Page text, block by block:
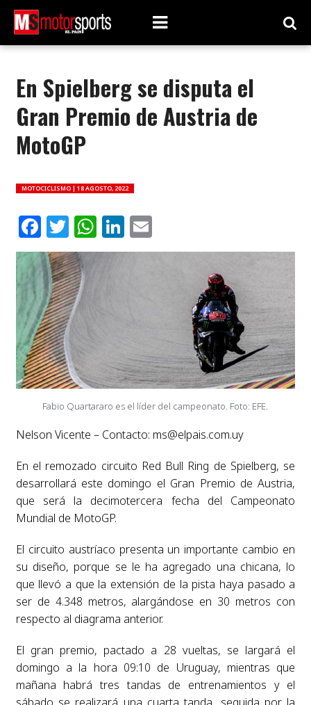
En Spielberg se disputa el
Gran Premio de Austria de
MotoGP
MOTOCICLISMO | 18 AGOSTO, 2022
Facebook
Twitter
WhatsApp
LinkedIn
Email
Fabio Quartararo es el líder del campeonato. Foto: EFE.
Nelson Vicente – Contacto: ms@elpais.com.uy
En el remozado circuito Red Bull Ring de Spielberg, se
desarrollará este domingo el Gran Premio de Austria,
que será la decimotercera fecha del Campeonato
Mundial de MotoGP.
El circuito austríaco presenta un importante cambio en
su diseño, porque se le ha agregado una chicana, lo
que llevó a que la extensión de la pista haya pasado a
ser de 4.348 metros, alargándose en 30 metros con
respecto al diagrama anterior.
El gran premio, pactado a 28 vueltas, se largará el
domingo a la hora 09:10 de Uruguay, mientras que
mañana habrá tres tandas de entrenamientos y el